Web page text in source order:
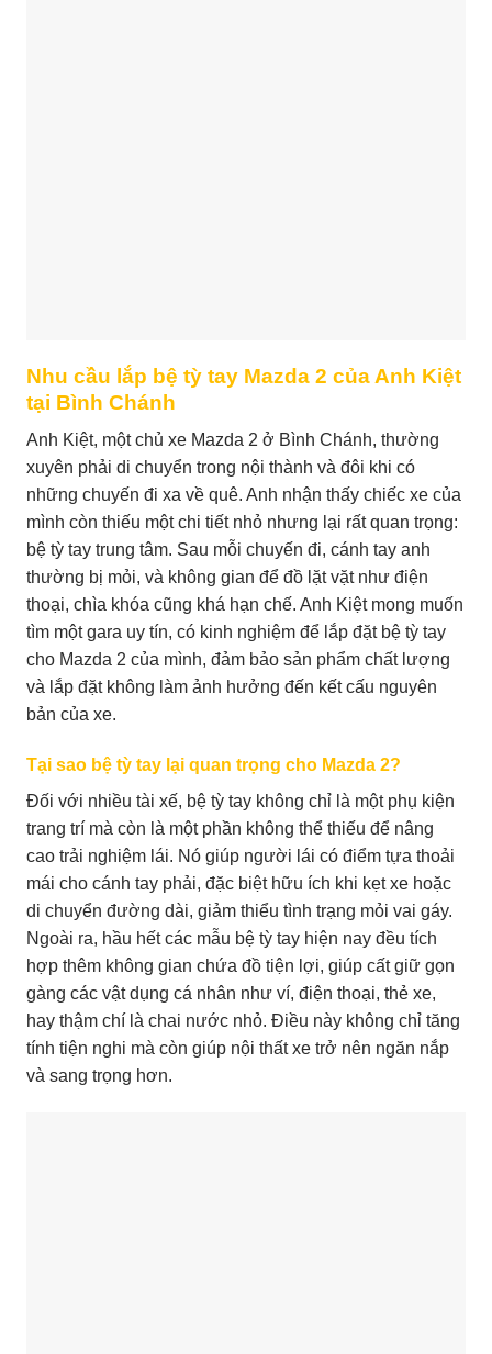
Nhu cầu lắp bệ tỳ tay Mazda 2 của Anh Kiệt
tại Bình Chánh
Anh Kiệt, một chủ xe Mazda 2 ở Bình Chánh, thường
xuyên phải di chuyển trong nội thành và đôi khi có
những chuyến đi xa về quê. Anh nhận thấy chiếc xe của
mình còn thiếu một chi tiết nhỏ nhưng lại rất quan trọng:
bệ tỳ tay trung tâm. Sau mỗi chuyến đi, cánh tay anh
thường bị mỏi, và không gian để đồ lặt vặt như điện
thoại, chìa khóa cũng khá hạn chế. Anh Kiệt mong muốn
tìm một gara uy tín, có kinh nghiệm để lắp đặt bệ tỳ tay
cho Mazda 2 của mình, đảm bảo sản phẩm chất lượng
và lắp đặt không làm ảnh hưởng đến kết cấu nguyên
bản của xe.
Tại sao bệ tỳ tay lại quan trọng cho Mazda 2?
Đối với nhiều tài xế, bệ tỳ tay không chỉ là một phụ kiện
trang trí mà còn là một phần không thể thiếu để nâng
cao trải nghiệm lái. Nó giúp người lái có điểm tựa thoải
mái cho cánh tay phải, đặc biệt hữu ích khi kẹt xe hoặc
di chuyển đường dài, giảm thiểu tình trạng mỏi vai gáy.
Ngoài ra, hầu hết các mẫu bệ tỳ tay hiện nay đều tích
hợp thêm không gian chứa đồ tiện lợi, giúp cất giữ gọn
gàng các vật dụng cá nhân như ví, điện thoại, thẻ xe,
hay thậm chí là chai nước nhỏ. Điều này không chỉ tăng
tính tiện nghi mà còn giúp nội thất xe trở nên ngăn nắp
và sang trọng hơn.